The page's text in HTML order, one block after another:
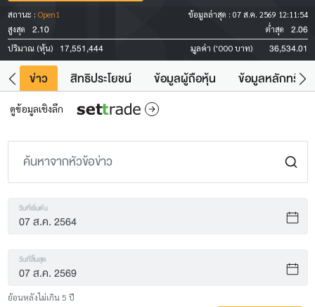
สถานะ : Open1 ข้อมูลล่าสุด : 07 ส.ค. 2569 12:11:54
สูงสุด
2.10 ต่ำสุด 2.06
ปริมาณ (หุ้น) 17,551,444 มูลค่า ('000 บาท) 36,534.01
ข่าว สิทธิประโยชน์ ข้อมูลผู้ถือหุ้น ข้อมูลหลักทรัพย์
ดูข้อมูลเชิงลึก
วันที่เริ่มต้น
วันที่สิ้นสุด
ย้อนหลังไม่เกิน 5 ปี